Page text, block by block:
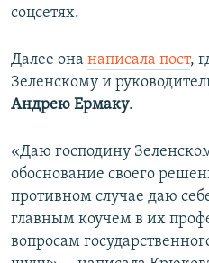
соцсетях.
Далее она написала пост,
Зеленскому и
Андрею Ермаку.
«Даю господину
обоснование своего
противном случае даю
главным коучем в их
вопросам